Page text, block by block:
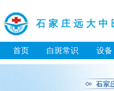
石家庄远大中
首页 白斑常识 设备